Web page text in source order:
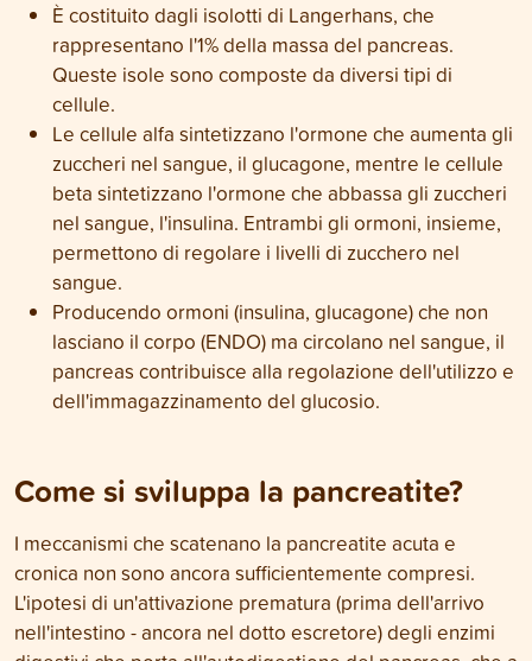
È costituito dagli isolotti di Langerhans, che
rappresentano l'1% della massa del pancreas.
Queste isole sono composte da diversi tipi di
cellule.
Le cellule alfa sintetizzano l'ormone che aumenta gli
zuccheri nel sangue, il glucagone, mentre le cellule
beta sintetizzano l'ormone che abbassa gli zuccheri
nel sangue, l'insulina. Entrambi gli ormoni, insieme,
permettono di regolare i livelli di zucchero nel
sangue.
Producendo ormoni (insulina, glucagone) che non
lasciano il corpo (ENDO) ma circolano nel sangue, il
pancreas contribuisce alla regolazione dell'utilizzo e
dell'immagazzinamento del glucosio.
Come si sviluppa la pancreatite?
I meccanismi che scatenano la pancreatite acuta e
cronica non sono ancora sufficientemente compresi.
L'ipotesi di un'attivazione prematura (prima dell'arrivo
nell'intestino - ancora nel dotto escretore) degli enzimi